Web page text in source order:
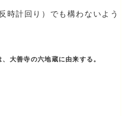
時計回り）でも構わないよう
大善寺の六地蔵に由来する。